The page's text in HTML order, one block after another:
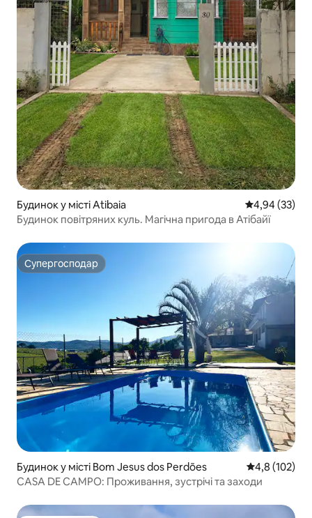
Будинок у місті Atibaia Середня
4,94 (33)
Будинок повітряних куль. Магічна пригода в Атібайї
Супергосподар
Супергосподар
Будинок у місті Bom Jesus dos Perdões Середня
4,8 (102)
CASA DE CAMPO: Проживання, зустрічі та заходи